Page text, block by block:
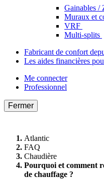
Gainables /
Muraux et
VRF
Multi-splits
Fabricant de confort
Les aides financières
Me connecter
Professionnel
Fermer
Atlantic
FAQ
Chaudière
Pourquoi et comment
de chauffage ?